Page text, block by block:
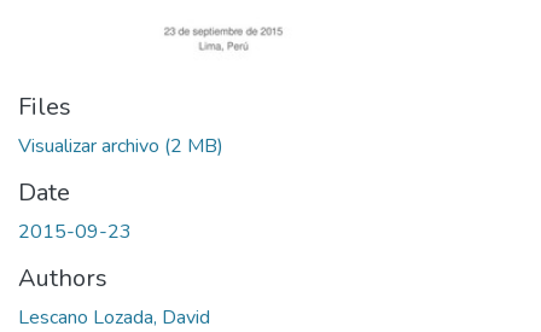
Files
Visualizar archivo (2 MB)
Date
2015-09-23
Authors
Lescano Lozada, David